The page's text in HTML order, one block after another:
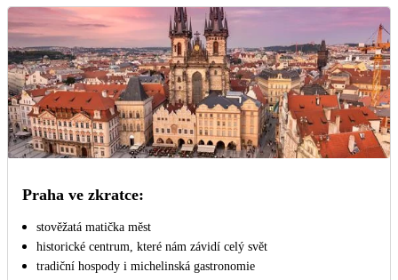
Praha ve zkratce:
stověžatá matička měst
historické centrum, které nám závidí celý svět
tradiční hospody i michelinská gastronomie